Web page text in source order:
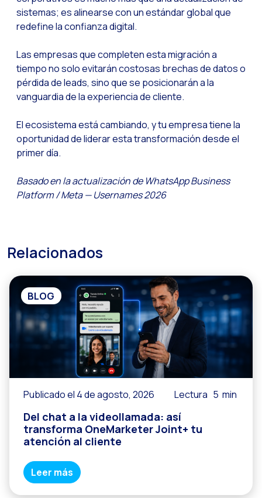
sistemas; es alinearse con un estándar global que
redefine la confianza digital.
Las empresas que completen esta migración a
tiempo no solo evitarán costosas brechas de datos o
pérdida de leads, sino que se posicionarán a la
vanguardia de la experiencia de cliente.
El ecosistema está cambiando, y tu empresa tiene la
oportunidad de liderar esta transformación desde el
primer día.
Basado en la actualización de WhatsApp Business
Platform / Meta — Usernames 2026
Relacionados
BLOG
Publicado el 4 de agosto, 2026 Lectura 5 min
Del chat a la videollamada: así
transforma OneMarketer Joint+ tu
atención al cliente
Leer más